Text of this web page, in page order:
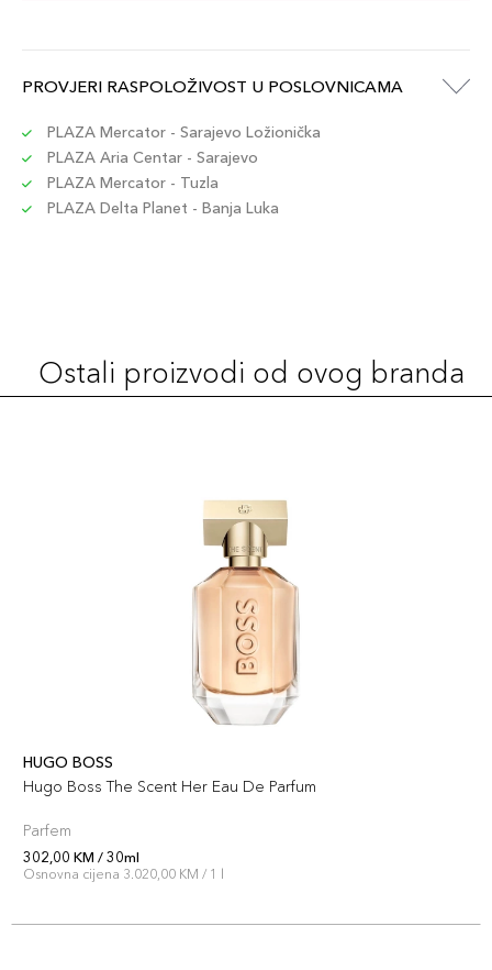
PROVJERI RASPOLOŽIVOST U POSLOVNICAMA
PLAZA Mercator - Sarajevo Ložionička
PLAZA Aria Centar - Sarajevo
PLAZA Mercator - Tuzla
PLAZA Delta Planet - Banja Luka
Ostali proizvodi od ovog branda
HUGO BOSS
Hugo Boss The Scent Her Eau De Parfum
Parfem
302,00 KM / 30ml
Osnovna cijena 3.020,00 KM / 1 l